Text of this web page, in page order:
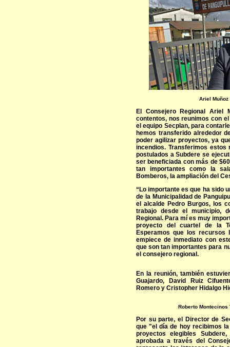
Ariel
El Consejero Regional Ariel
contentos, nos reunimos con
el equipo Secplan, para
hemos transferido alrededor
poder agilizar proyectos, ya
incendios. Transferimos
postulados a Subdere se
ser beneficiada con más de
tan importantes como la
Bomberos, la ampliación del
“Lo importante es que ha sido
de la Municipalidad de
el alcalde Pedro Burgos, los
trabajo desde el municipio,
Regional. Para mí es muy
proyecto del cuartel de la
Esperamos que los recursos
empiece de inmediato con
que son tan importantes para
el consejero regional.
En la reunión, también
Guajardo, David Ruiz
Romero y Cristopher Hidalgo
Roberto
Por su parte, el Director de
que "el día de hoy recibimos
proyectos elegibles
aprobada a través del